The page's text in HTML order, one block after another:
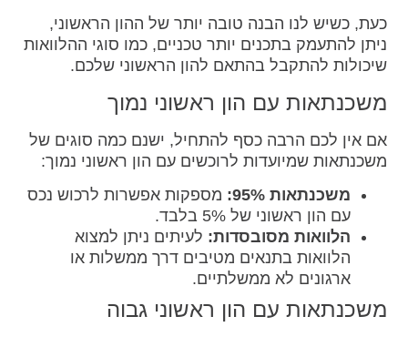
כעת, כשיש לנו הבנה טובה יותר של ההון הראשוני,
ניתן להתעמק בתכנים יותר טכניים, כמו סוגי ההלוואות
שיכולות להתקבל בהתאם להון הראשוני שלכם.
משכנתאות עם הון ראשוני נמוך
אם אין לכם הרבה כסף להתחיל, ישנם כמה סוגים של
משכנתאות שמיועדות לרוכשים עם הון ראשוני נמוך:
משכנתאות 95%:
מספקות אפשרות לרכוש נכס
עם הון ראשוני של 5% בלבד.
הלוואות מסובסדות: לעיתים ניתן למצוא
הלוואות בתנאים מטיבים דרך ממשלות או
ארגונים לא ממשלתיים.
משכנתאות עם הון ראשוני גבוה